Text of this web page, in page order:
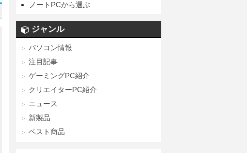
ノートPCから選ぶ
ジャンル
パソコン情報
注目記事
ゲーミングPC紹介
クリエイターPC紹介
ニュース
新製品
ベスト商品